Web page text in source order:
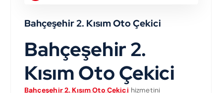
Bahçeşehir 2. Kısım Oto Çekici
Bahçeşehir 2.
Kısım Oto Çekici
Bahçeşehir 2. Kısım Oto Çekici hizmetini